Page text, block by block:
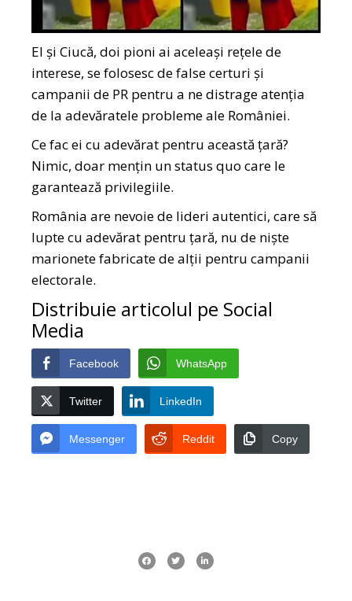
El și Ciucă, doi pioni ai aceleași rețele de
interese, se folosesc de false certuri și
campanii de PR pentru a ne distrage atenția
de la adevăratele probleme ale României.
Ce fac ei cu adevărat pentru această țară?
Nimic, doar mențin un status quo care le
garantează privilegiile.
România are nevoie de lideri autentici, care să
lupte cu adevărat pentru țară, nu de niște
marionete fabricate de alții pentru campanii
electorale.
Distribuie articolul pe Social
Media
Facebook WhatsApp
Twitter LinkedIn
Messenger Reddit Copy